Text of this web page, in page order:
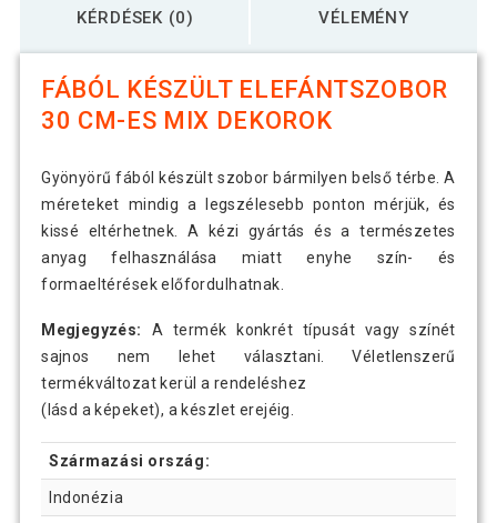
KÉRDÉSEK (0) VÉLEMÉNY
FÁBÓL KÉSZÜLT ELEFÁNTSZOBOR
30 CM-ES MIX DEKOROK
Gyönyörű fából készült szobor bármilyen belső térbe. A
méreteket mindig a legszélesebb ponton mérjük, és
kissé eltérhetnek. A kézi gyártás és a természetes
anyag felhasználása miatt enyhe szín- és
formaeltérések előfordulhatnak.
Megjegyzés:
A termék konkrét típusát vagy színét
sajnos nem lehet választani. Véletlenszerű
termékváltozat kerül a rendeléshez
(lásd a képeket), a készlet erejéig.
Származási ország:
Indonézia